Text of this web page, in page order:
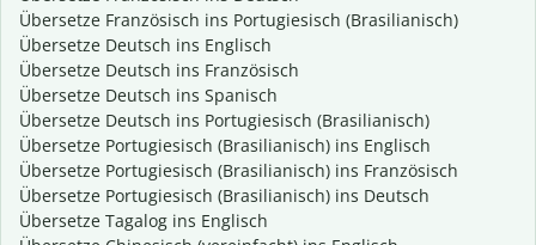
Übersetze Französisch ins Portugiesisch (Brasilianisch)
Übersetze Deutsch ins Englisch
Übersetze Deutsch ins Französisch
Übersetze Deutsch ins Spanisch
Übersetze Deutsch ins Portugiesisch (Brasilianisch)
Übersetze Portugiesisch (Brasilianisch) ins Englisch
Übersetze Portugiesisch (Brasilianisch) ins Französisch
Übersetze Portugiesisch (Brasilianisch) ins Deutsch
Übersetze Tagalog ins Englisch